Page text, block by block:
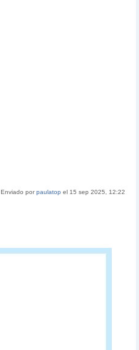
Enviado porpaulatop el 15 sep 2025, 12:22